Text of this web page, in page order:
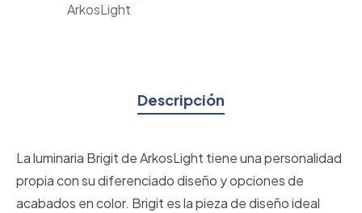
ArkosLight
Descripción
La luminaria Brigit de ArkosLight tiene una personalidad
propia con su diferenciado diseño y opciones de
acabados en color. Brigit es la pieza de diseño ideal